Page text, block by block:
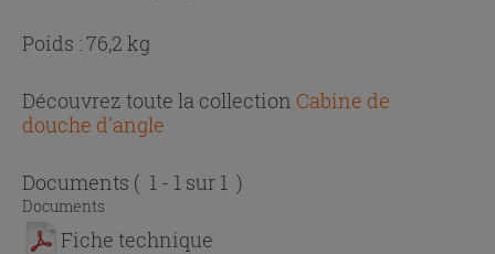
Poids : 76,2 kg
Découvrez toute la collection Cabine de
douche d'angle
Documents ( 1 - 1 sur 1 )
Documents
Fiche technique